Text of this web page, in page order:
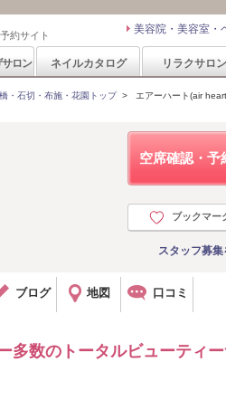
約サイト 美容院・美容室・
ロン ネイルカタログ リラクサロン
・石切・布施・花園トップ> エアーハート(air
空席確認・予
ブックマー
スタッフ募集
ブログ 地図 口コミ
多数のトータルビューティ